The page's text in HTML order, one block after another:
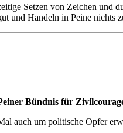
Setzen von Zeichen und
und Handeln in Peine nichts
Bündnis für
auch um politische Opfer